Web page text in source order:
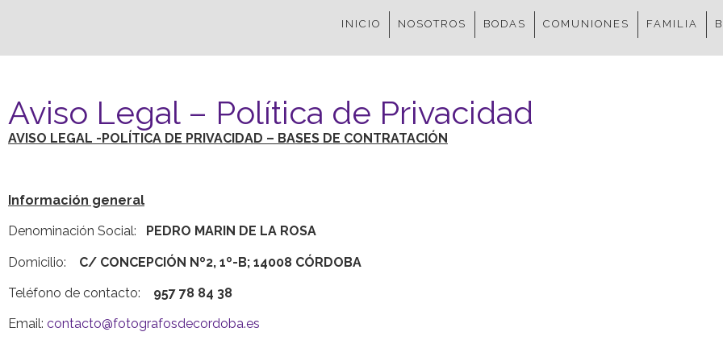
INICIO NOSOTROS BODAS COMUNIONES FAMILIA
Aviso Legal – Política de Privacidad
AVISO LEGAL -POLÍTICA DE PRIVACIDAD – BASES DE CONTRATACIÓN
Información general
Denominación Social: PEDRO MARIN DE LA ROSA
Domicilio: C/ CONCEPCIÓN Nº2, 1º-B; 14008 CÓRDOBA
Teléfono de contacto: 957 78 84 38
Email: contacto@fotografosdecordoba.es